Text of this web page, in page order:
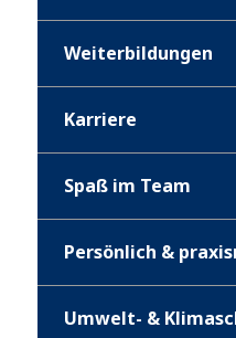
Weiterbildungen
Karriere
Spaß im Team
Persönlich &
Umwelt- &